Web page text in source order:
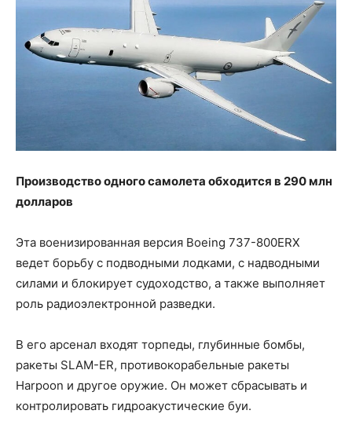
Производство одного самолета обходится в 290 млн
долларов
Эта военизированная версия Boeing 737-800ERX
ведет борьбу с подводными лодками, с надводными
силами и блокирует судоходство, а также выполняет
роль радиоэлектронной разведки.
В его арсенал входят торпеды, глубинные бомбы,
ракеты SLAM-ER, противокорабельные ракеты
Harpoon и другое оружие. Он может сбрасывать и
контролировать гидроакустические буи.